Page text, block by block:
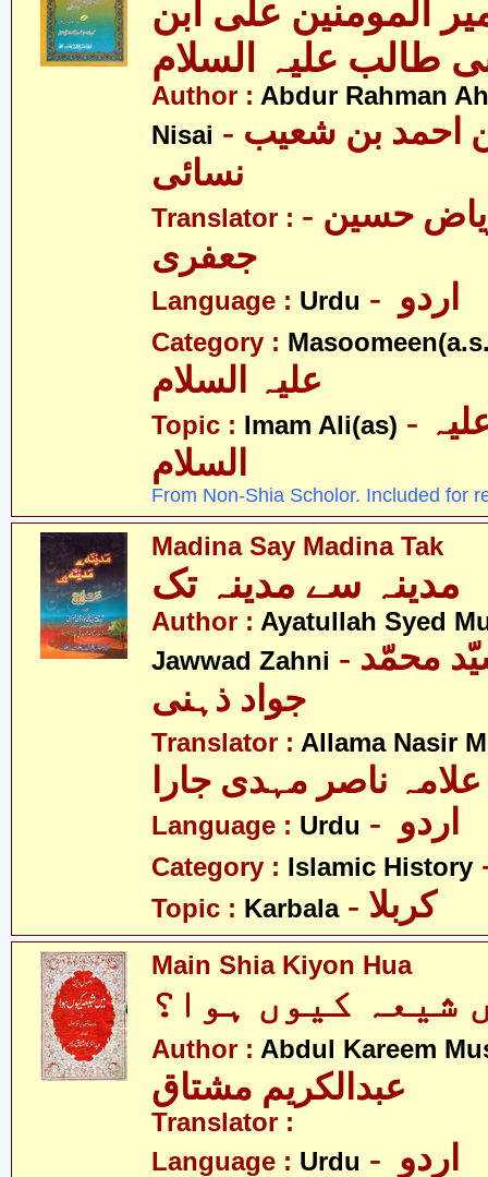
المومنین علی ابن
Author : Abdur Rahman
Nisai - عبدالرّحمٰن احمد بن شعیب
نسائی
Translator : - علامہ ریاض حسین
جعفری
Language : Urdu
Category :
Topic : Imam Ali(as) - امام علی علیہ
السلام
From Non-Shia Scholor. Included for
Madina Say Madina Tak
مدینہ سے مدینہ تک
Author : Ayatullah Syed
Jawwad Zahni - آیت اللہ سیّد محمّد
جواد ذہنی
Translator : Allama Nasir
علامہ ناصر مہدی جارا
Language : Urdu
Category : Islamic History
Topic : Karbala - کربلا
Main Shia Kiyon Hua
شیعہ کیوں ہوا؟
Author : Abdul Kareem
عبدالکریم مشتاق
Translator :
Language : Urdu